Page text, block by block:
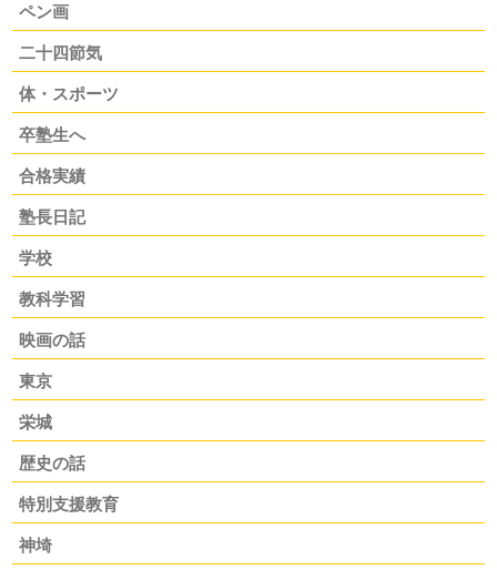
ペン画
二十四節気
体・スポーツ
卒塾生へ
合格実績
塾長日記
学校
教科学習
映画の話
東京
栄城
歴史の話
特別支援教育
神埼